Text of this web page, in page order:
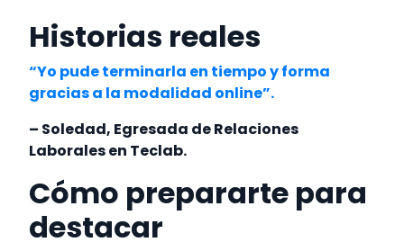
Historias reales
“Yo pude terminarla en tiempo y forma
gracias a la modalidad online”.
– Soledad, Egresada de Relaciones
Laborales en Teclab.
Cómo prepararte para
destacar